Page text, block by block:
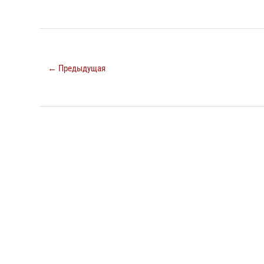
← Предыдущая